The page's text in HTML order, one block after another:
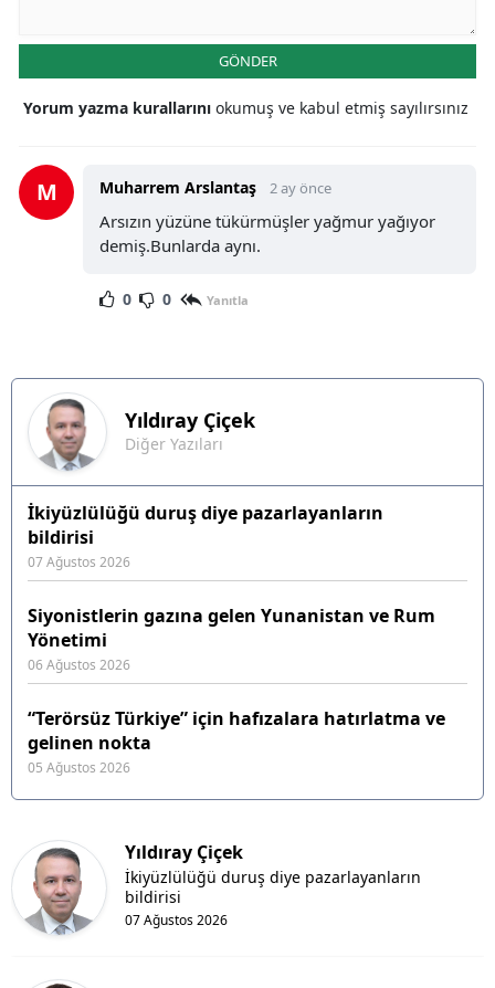
GÖNDER
Yorum yazma kurallarını okumuş ve kabul etmiş sayılırsınız
M Muharrem Arslantaş 2 ay önce
Arsızın yüzüne tükürmüşler yağmur yağıyor
demiş.Bunlarda aynı.
0 0 Yanıtla
Yıldıray Çiçek
Diğer Yazıları
İkiyüzlülüğü duruş diye pazarlayanların
bildirisi
07 Ağustos 2026
Siyonistlerin gazına gelen Yunanistan ve Rum
Yönetimi
06 Ağustos 2026
“Terörsüz Türkiye” için hafızalara hatırlatma ve
gelinen nokta
05 Ağustos 2026
Yıldıray Çiçek
07 Ağustos 2026
İkiyüzlülüğü duruş diye pazarlayanların
bildirisi